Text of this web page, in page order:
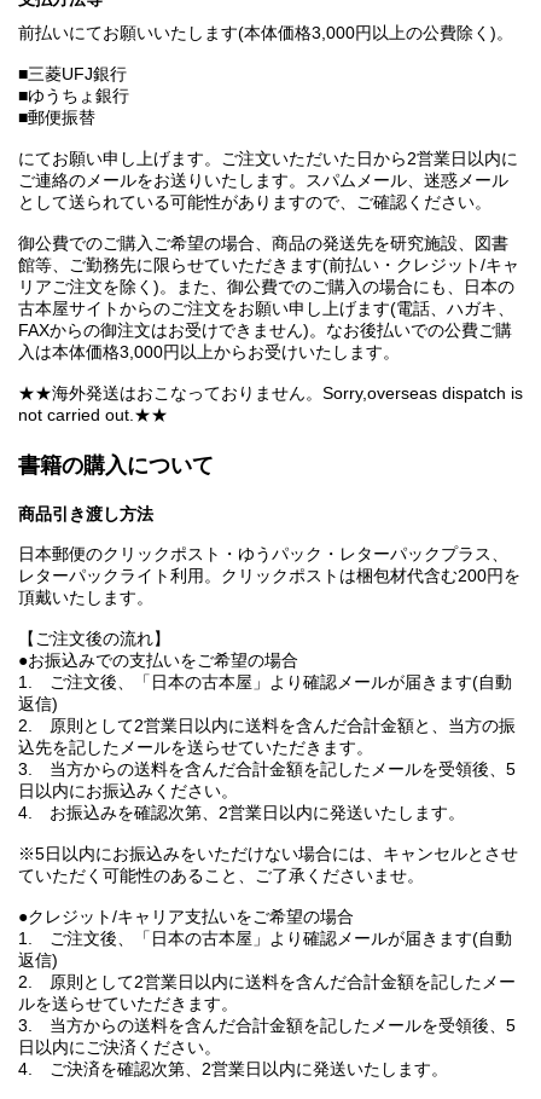
前払いにてお願いいたします(本体価格3,000円以上の公費除く)。
■三菱UFJ銀行
■ゆうちょ銀行
■郵便振替
にてお願い申し上げます。ご注文いただいた日から2営業日以内に
ご連絡のメールをお送りいたします。スパムメール、迷惑メール
として送られている可能性がありますので、ご確認ください。
御公費でのご購入ご希望の場合、商品の発送先を研究施設、図書
館等、ご勤務先に限らせていただきます(前払い・クレジット/キャ
リアご注文を除く)。また、御公費でのご購入の場合にも、日本の
古本屋サイトからのご注文をお願い申し上げます(電話、ハガキ、
FAXからの御注文はお受けできません)。なお後払いでの公費ご購
入は本体価格3,000円以上からお受けいたします。
★★海外発送はおこなっておりません。Sorry,overseas dispatch is
not carried out.★★
書籍の購入について
商品引き渡し方法
日本郵便のクリックポスト・ゆうパック・レターパックプラス、
レターパックライト利用。クリックポストは梱包材代含む200円を
頂戴いたします。
【ご注文後の流れ】
●お振込みでの支払いをご希望の場合
1. ご注文後、「日本の古本屋」より確認メールが届きます(自動
返信)
2. 原則として2営業日以内に送料を含んだ合計金額と、当方の振
込先を記したメールを送らせていただきます。
3. 当方からの送料を含んだ合計金額を記したメールを受領後、5
日以内にお振込みください。
4. お振込みを確認次第、2営業日以内に発送いたします。
※5日以内にお振込みをいただけない場合には、キャンセルとさせ
ていただく可能性のあること、ご了承くださいませ。
●クレジット/キャリア支払いをご希望の場合
1. ご注文後、「日本の古本屋」より確認メールが届きます(自動
返信)
2. 原則として2営業日以内に送料を含んだ合計金額を記したメー
ルを送らせていただきます。
3. 当方からの送料を含んだ合計金額を記したメールを受領後、5
日以内にご決済ください。
4. ご決済を確認次第、2営業日以内に発送いたします。